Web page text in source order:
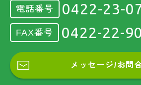
電話番号 0422-23-
FAX番号 0422-22-
メッセージ/お問